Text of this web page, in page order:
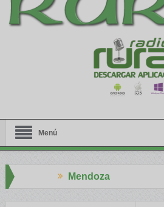
Menú